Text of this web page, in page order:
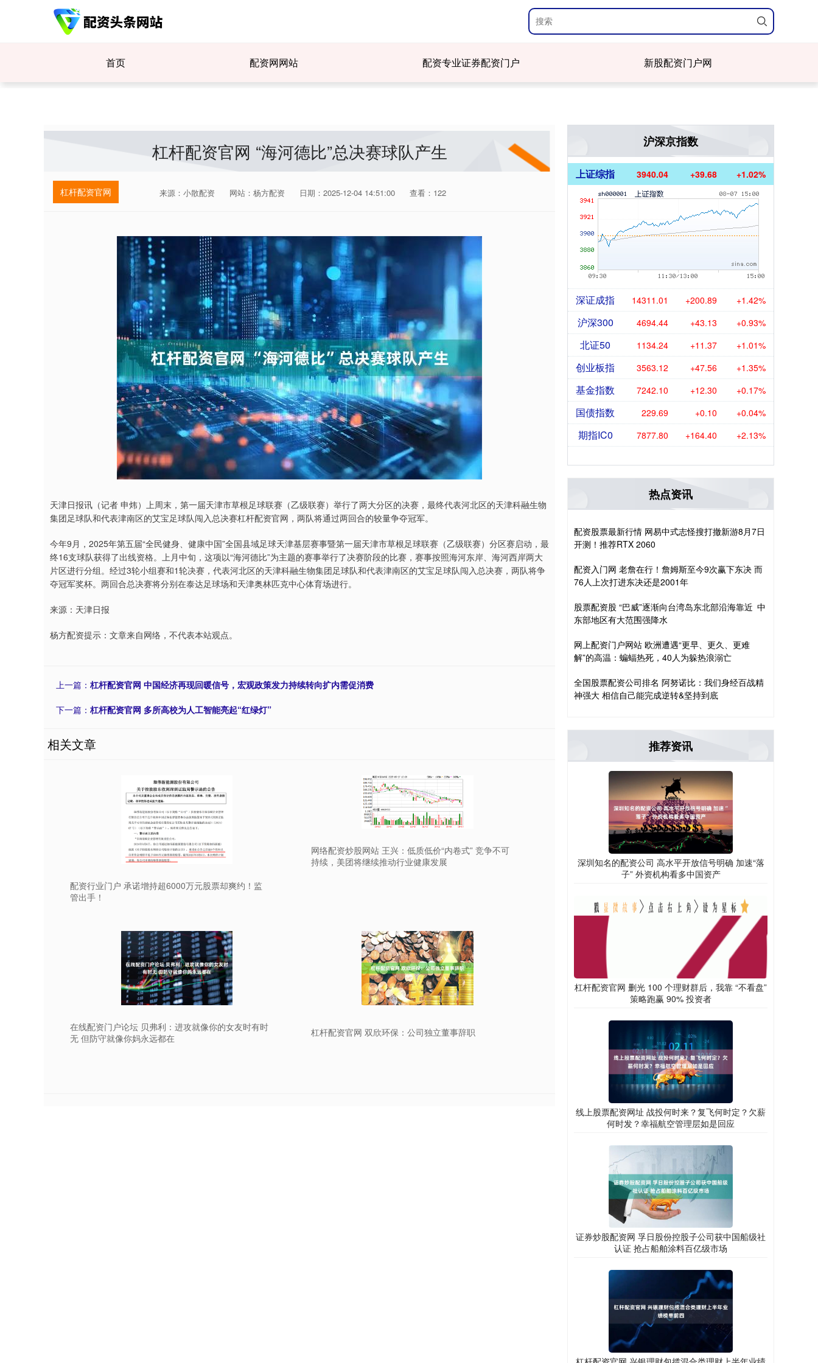
首页 配资网网站 配资专业证券配资门户 新股配资门户网
杠杆配资官网 “海河德比”总决赛球队产生
杠杆配资官网 来源：小散配资 网站：杨方配资 日期：2025-12-04 14:51:00 查看：122
天津日报讯（记者 申炜）上周末，第一届天津市草根足球联赛（乙级联赛）举行了两大分区的决赛，最终代表河北区的天津科融生物
集团足球队和代表津南区的艾宝足球队闯入总决赛杠杆配资官网，两队将通过两回合的较量争夺冠军。
今年9月，2025年第五届“全民健身、健康中国”全国县域足球天津基层赛事暨第一届天津市草根足球联赛（乙级联赛）分区赛启动，最
终16支球队获得了出线资格。上月中旬，这项以“海河德比”为主题的赛事举行了决赛阶段的比赛，赛事按照海河东岸、海河西岸两大
片区进行分组。经过3轮小组赛和1轮决赛，代表河北区的天津科融生物集团足球队和代表津南区的艾宝足球队闯入总决赛，两队将争
夺冠军奖杯。两回合总决赛将分别在泰达足球场和天津奥林匹克中心体育场进行。
来源：天津日报
杨方配资提示：文章来自网络，不代表本站观点。
上一篇： 杠杆配资官网 中国经济再现回暖信号，宏观政策发力持续转向扩内需促消费
下一篇： 杠杆配资官网 多所高校为人工智能亮起“红绿灯”
相关文章
配资行业门户 承诺增持超6000万元股票却爽约！监
管出手！
网络配资炒股网站 王兴：低质低价“内卷式” 竞争不可
持续，美团将继续推动行业健康发展
在线配资门户论坛 贝弗利：进攻就像你的女友时有时
无 但防守就像你妈永远都在
杠杆配资官网 双欣环保：公司独立董事辞职
沪深京指数
上证综指 3940.04 +39.68 +1.02%
深证成指 14311.01 +200.89 +1.42%
沪深300 4694.44 +43.13 +0.93%
北证50 1134.24 +11.37 +1.01%
创业板指 3563.12 +47.56 +1.35%
基金指数 7242.10 +12.30 +0.17%
国债指数 229.69 +0.10 +0.04%
期指IC0 7877.80 +164.40 +2.13%
热点资讯
配资股票最新行情 网易中式志怪搜打撤新游8月7日
开测！推荐RTX 2060
配资入门网 老詹在行！詹姆斯至今9次赢下东决 而
76人上次打进东决还是2001年
股票配资股 “巴威”逐渐向台湾岛东北部沿海靠近 中
东部地区有大范围强降水
网上配资门户网站 欧洲遭遇“更早、更久、更难
解”的高温：蝙蝠热死，40人为躲热浪溺亡
全国股票配资公司排名 阿努诺比：我们身经百战精
神强大 相信自己能完成逆转&坚持到底
推荐资讯
深圳知名的配资公司 高水平开放信号明确 加速“落
子” 外资机构看多中国资产
杠杆配资官网 删光 100 个理财群后，我靠 “不看盘”
策略跑赢 90% 投资者
线上股票配资网址 战投何时来？复飞何时定？欠薪
何时发？幸福航空管理层如是回应
证券炒股配资网 孚日股份控股子公司获中国船级社
认证 抢占船舶涂料百亿级市场